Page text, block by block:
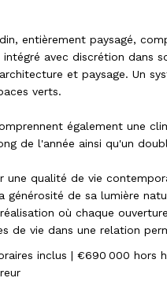
entièrement paysagé,
intégré avec discrétion dans
et paysage. Un
verts.
également une
de l'année ainsi qu'un
une qualité de vie
générosité de sa lumière
où chaque
de vie dans une relation
inclus | €690 000 hors